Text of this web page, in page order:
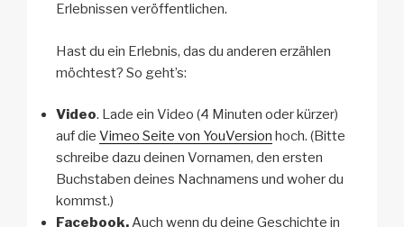
Erlebnissen veröffentlichen.
Hast du ein Erlebnis, das du anderen erzählen
möchtest? So geht’s:
Video. Lade ein Video (4 Minuten oder kürzer)
auf die Vimeo Seite von YouVersion hoch. (Bitte
schreibe dazu deinen Vornamen, den ersten
Buchstaben deines Nachnamens und woher du
kommst.)
Facebook.Auch wenn du deine Geschichte in